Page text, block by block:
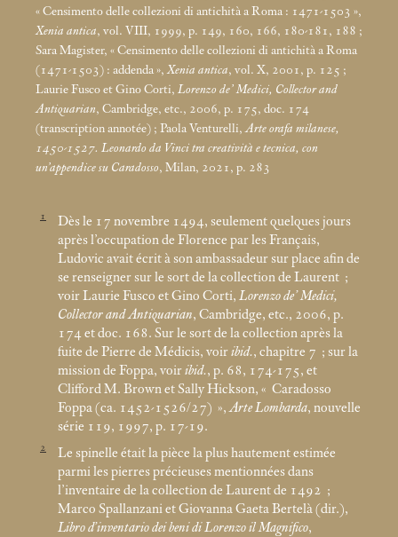
«Censimento delle collezioni di antichità a Roma : 1471-1503 »,
Xenia antica, vol. VIII, 1999, p. 149, 160, 166, 180-181, 188 ;
Sara Magister, «Censimento delle collezioni di antichità a Roma
(1471-1503) : addenda»,Xenia antica, vol. X, 2001, p. 125 ;
Laurie Fusco et Gino Corti, Lorenzo de’ Medici, Collector and
Antiquarian, Cambridge, etc., 2006, p. 175, doc. 174
(transcription annotée) ; Paola Venturelli,Arte orafa milanese,
1450-1527. Leonardo da Vinci tra creatività e tecnica, con
un’appendice su Caradosso, Milan, 2021, p. 283
1
Dès le 17 novembre 1494, seulement quelques jours
après l’occupation de Florence par les Français,
Ludovic avait écrit à son ambassadeur sur place afin de
se renseigner sur le sort de la collection de Laurent ;
voir Laurie Fusco et Gino Corti, Lorenzo de’ Medici,
Collector and Antiquarian, Cambridge, etc., 2006, p.
174 et doc. 168. Sur le sort de la collection après la
fuite de Pierre de Médicis, voiribid., chapitre 7 ; sur la
mission de Foppa, voiribid., p. 68, 174-175, et
Clifford M. Brown et Sally Hickson, « Caradosso
Foppa (ca. 1452-1526/27) »,Arte Lombarda, nouvelle
série 119, 1997, p. 17-19.
2
Le spinelle était la pièce la plus hautement estimée
parmi les pierres précieuses mentionnées dans
l’inventaire de la collection de Laurent de 1492 ;
Marco Spallanzani et Giovanna Gaeta Bertelà (dir.),
Libro d’inventario dei beni di Lorenzo il Magnifico,